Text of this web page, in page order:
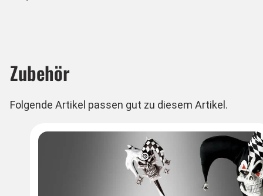
Zubehör
Folgende Artikel passen gut zu diesem Artikel.